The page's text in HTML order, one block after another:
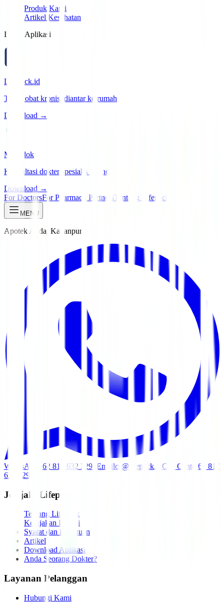
Produk Kami
Artikel Kesehatan
Install Aplikasi
Lifepack.id
Tebus obat kronis, diantar ke rumah
Download →
Manadok
Konsultasi dokter spesialis online
Download →
For DoctorsFor Pharmacy PartnersTentang Lifepack
MENU
Apotek Anda, Kapanpun.
WhatsApp +62 817 632 3291 Emailcs@lifepack.id Call Center62 817
632 3291
Jelajahi Lifepack
Tentang Lifepack
Kebijakan Privasi
Syarat dan ketentuan
Artikel
Download Aplikasi
Anda Seorang Dokter?
Layanan Pelanggan
Hubungi Kami